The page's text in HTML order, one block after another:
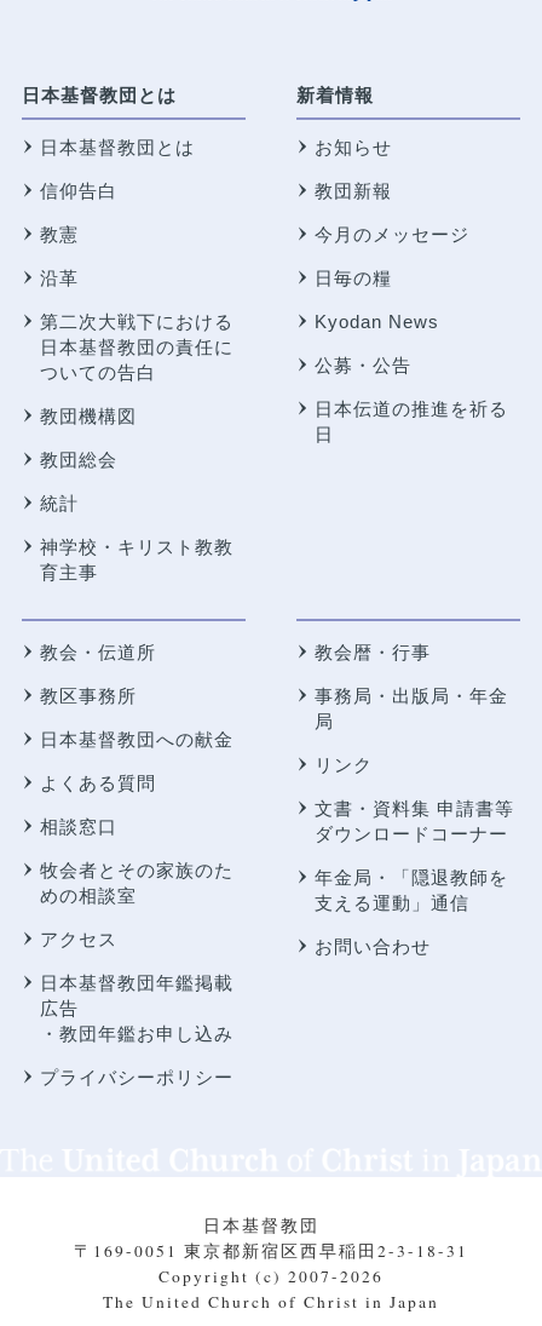
日本基督教団とは
日本基督教団とは
信仰告白
教憲
沿革
第二次大戦下における
日本基督教団の責任に
ついての告白
教団機構図
教団総会
統計
神学校・キリスト教教
育主事
新着情報
お知らせ
教団新報
今月のメッセージ
日毎の糧
Kyodan News
公募・公告
日本伝道の推進を祈る
日
教会・伝道所
教区事務所
日本基督教団への献金
よくある質問
相談窓口
牧会者とその家族のた
めの相談室
アクセス
日本基督教団年鑑掲載
広告
・教団年鑑お申し込み
プライバシーポリシー
教会暦・行事
事務局・出版局・年金
局
リンク
文書・資料集 申請書等
ダウンロードコーナー
年金局・
「隠退教師を
支える運動」通信
お問い合わせ
日本基督教団
〒169-0051 東京都新宿区西早稲田2-3-18-31
Copyright (c) 2007-2026
The United Church of Christ in Japan